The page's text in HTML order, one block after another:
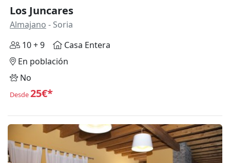
Los Juncares
Almajano - Soria
10 + 9
Casa Entera
En población
No
Desde25€*